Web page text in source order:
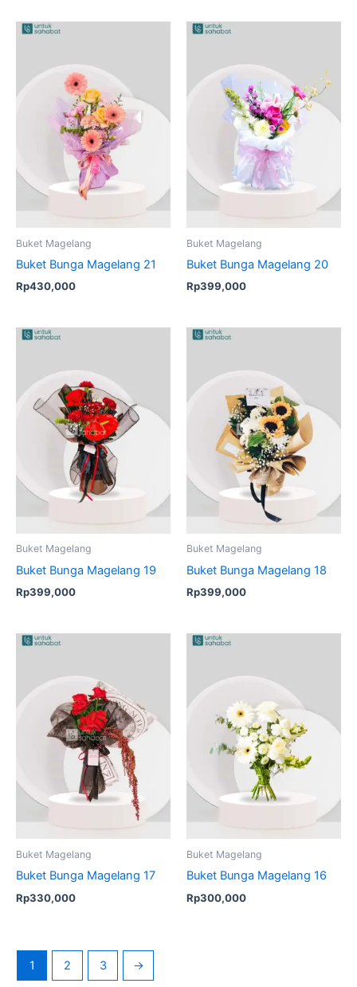
Buket Magelang
Buket Bunga Magelang 21
Rp430,000
Buket Magelang
Buket Bunga Magelang 20
Rp399,000
Buket Magelang
Buket Bunga Magelang 19
Rp399,000
Buket Magelang
Buket Bunga Magelang 18
Rp399,000
Buket Magelang
Buket Bunga Magelang 17
Rp330,000
Buket Magelang
Buket Bunga Magelang 16
Rp300,000
1 2 3 →